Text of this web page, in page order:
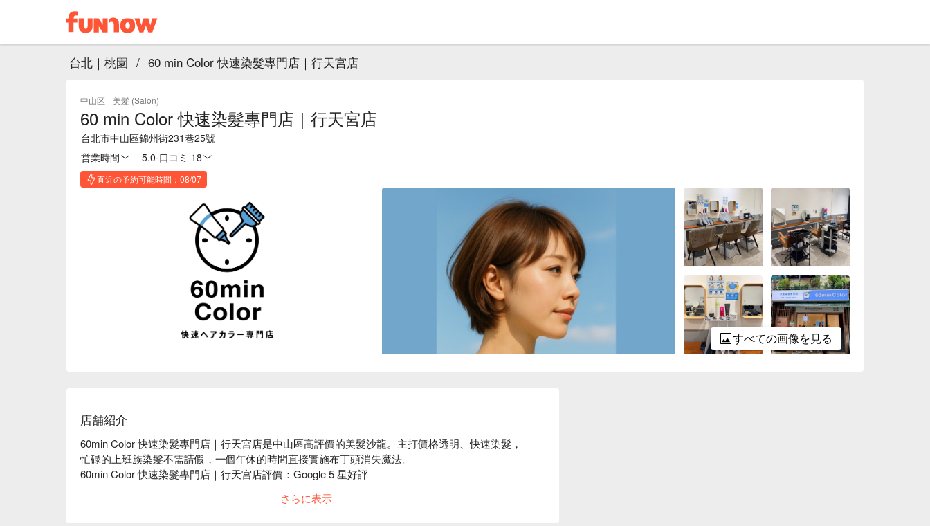
台北｜桃園 / 60 min Color 快速染髮專門店｜行天宮店
中山区 · 美髮 (Salon)
60 min Color 快速染髮專門店｜行天宮店
台北市中山區錦州街231巷25號
営業時間
5.0 口コミ 18
直近の予約可能時間：08/07
すべての画像を見る
店舗紹介
60min Color 快速染髮專門店｜行天宮店是中山區高評價的美髮沙龍。主打價格透明、快速染髮，
忙碌的上班族染髮不需請假，一個午休的時間直接實施布丁頭消失魔法。
60min Color 快速染髮專門店｜行天宮店評價：Google 5 星好評
60min Color 快速染髮專門店｜行天宮店推薦：擁有絕佳的地理位置，價格透明且服務快速，換得
さらに表示